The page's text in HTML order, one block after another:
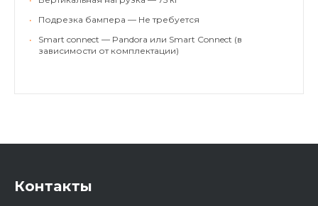
•
Подрезка бампера — Не требуется
•
Smart connect — Pandora или Smart Connect (в
зависимости от комплектации)
Контакты